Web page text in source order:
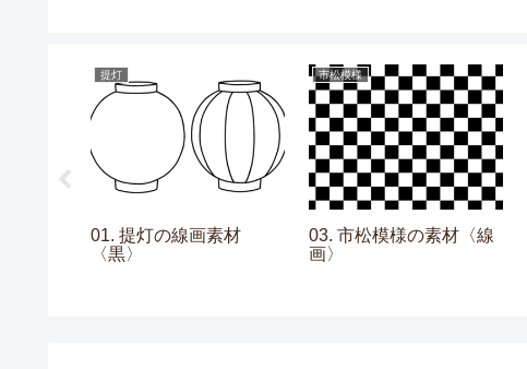
提灯
01. 提灯の線画素材
〈黒〉
市松模様
03. 市松模様の素材〈線
画〉